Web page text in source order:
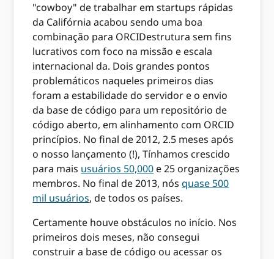
"cowboy" de trabalhar em startups rápidas
da Califórnia acabou sendo uma boa
combinação para ORCIDestrutura sem fins
lucrativos com foco na missão e escala
internacional da. Dois grandes pontos
problemáticos naqueles primeiros dias
foram a estabilidade do servidor e o envio
da base de código para um repositório de
código aberto, em alinhamento com ORCID
princípios. No final de 2012, 2.5 meses após
o nosso lançamento (!), Tínhamos crescido
para mais usuários 50,000 e 25 organizações
membros. No final de 2013, nósquase 500
mil usuários, de todos os países.
Certamente houve obstáculos no início. Nos
primeiros dois meses, não consegui
construir a base de código ou acessar os